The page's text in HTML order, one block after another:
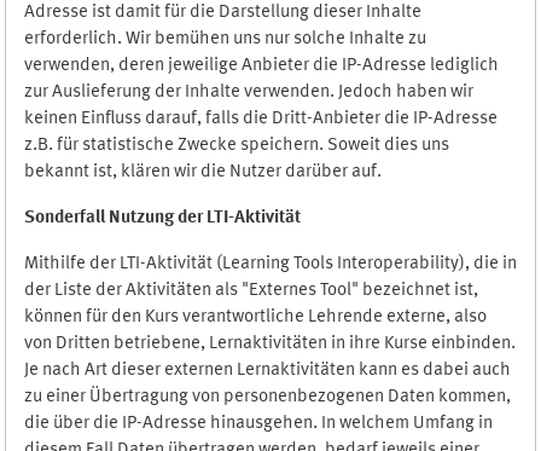
Adresse ist damit für die Darstellung dieser Inhalte
erforderlich. Wir bemühen uns nur solche Inhalte zu
verwenden, deren jeweilige Anbieter die IP-Adresse lediglich
zur Auslieferung der Inhalte verwenden. Jedoch haben wir
keinen Einfluss darauf, falls die Dritt-Anbieter die IP-Adresse
z.B. für statistische Zwecke speichern. Soweit dies uns
bekannt ist, klären wir die Nutzer darüber auf.
Sonderfall Nutzung der LTI-Aktivität
Mithilfe der LTI-Aktivität (Learning Tools Interoperability), die in
der Liste der Aktivitäten als "Externes Tool" bezeichnet ist,
können für den Kurs verantwortliche Lehrende externe, also
von Dritten betriebene, Lernaktivitäten in ihre Kurse einbinden.
Je nach Art dieser externen Lernaktivitäten kann es dabei auch
zu einer Übertragung von personenbezogenen Daten kommen,
die über die IP-Adresse hinausgehen. In welchem Umfang in